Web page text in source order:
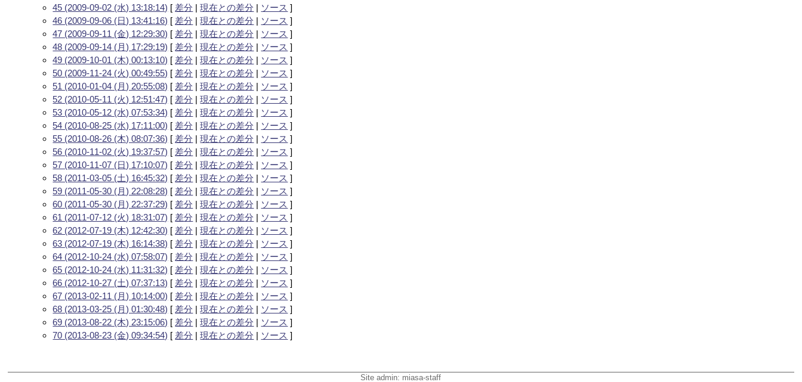
45 (2009-09-02 (水) 13:18:14) [ 差分 |現在との差分 | ソース ]
46 (2009-09-06 (日) 13:41:16) [ 差分 |現在との差分 | ソース ]
47 (2009-09-11 (金) 12:29:30) [ 差分 |現在との差分 | ソース ]
48 (2009-09-14 (月) 17:29:19) [ 差分 |現在との差分 | ソース ]
49 (2009-10-01 (木) 00:13:10) [ 差分 |現在との差分 | ソース ]
50 (2009-11-24 (火) 00:49:55) [ 差分 |現在との差分 | ソース ]
51 (2010-01-04 (月) 20:55:08) [ 差分 |現在との差分 | ソース ]
52 (2010-05-11 (火) 12:51:47) [ 差分 |現在との差分 | ソース ]
53 (2010-05-12 (水) 07:53:34) [ 差分 |現在との差分 | ソース ]
54 (2010-08-25 (水) 17:11:00) [ 差分 |現在との差分 | ソース ]
55 (2010-08-26 (木) 08:07:36) [ 差分 |現在との差分 | ソース ]
56 (2010-11-02 (火) 19:37:57) [ 差分 |現在との差分 | ソース ]
57 (2010-11-07 (日) 17:10:07) [ 差分 |現在との差分 | ソース ]
58 (2011-03-05 (土) 16:45:32) [ 差分 |現在との差分 | ソース ]
59 (2011-05-30 (月) 22:08:28) [ 差分 |現在との差分 | ソース ]
60 (2011-05-30 (月) 22:37:29) [ 差分 |現在との差分 | ソース ]
61 (2011-07-12 (火) 18:31:07) [ 差分 |現在との差分 | ソース ]
62 (2012-07-19 (木) 12:42:30) [ 差分 |現在との差分 | ソース ]
63 (2012-07-19 (木) 16:14:38) [ 差分 |現在との差分 | ソース ]
64 (2012-10-24 (水) 07:58:07) [ 差分 |現在との差分 | ソース ]
65 (2012-10-24 (水) 11:31:32) [ 差分 |現在との差分 | ソース ]
66 (2012-10-27 (土) 07:37:13) [ 差分 |現在との差分 | ソース ]
67 (2013-02-11 (月) 10:14:00) [ 差分 |現在との差分 | ソース ]
68 (2013-03-25 (月) 01:30:48) [ 差分 |現在との差分 | ソース ]
69 (2013-08-22 (木) 23:15:06) [ 差分 |現在との差分 | ソース ]
70 (2013-08-23 (金) 09:34:54) [ 差分 |現在との差分 | ソース ]
Site admin: miasa-staff